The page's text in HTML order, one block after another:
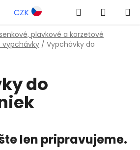
CZK Hľadať
KOŠÍK
plavkové a korzetové
vypchávky / Vypchávky do
do
len pripravujeme.